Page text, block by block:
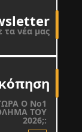
τα νέα μας
Ο Νο1
ΤΟΥ
2026;: